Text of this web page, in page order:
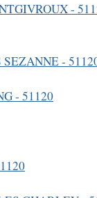
-
SEZANNE -
- 51120